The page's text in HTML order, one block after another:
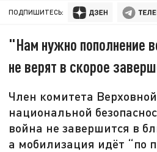
ПОДПИШИТЕСЬ:
"Нам нужно пополнение
не верят в скорое
Член комитета
национальной
война не завершится в
а мобилизация идёт “по